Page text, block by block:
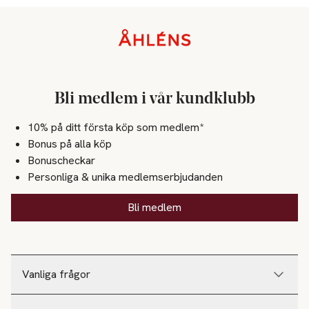
Vanliga frågor
Bli medlem i vår kundklubb
10% på ditt första köp som medlem*
Bonus på alla köp
Bonuscheckar
Personliga & unika medlemserbjudanden
Bli medlem